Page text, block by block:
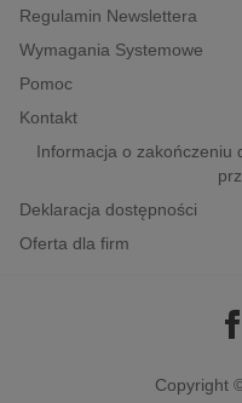
popularno-naukowe
historia
Regulamin Newslettera
Wymagania Systemowe
Pomoc
Kontakt
Informacja o zakończeniu
Deklaracja dostępności
Oferta dla firm
Copyright